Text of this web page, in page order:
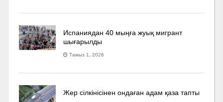
Испаниядан 40 мыңға жуық мигрант
шығарылды
Тамыз 1, 2026
Жер сілкінісінен ондаған адам қаза тапты